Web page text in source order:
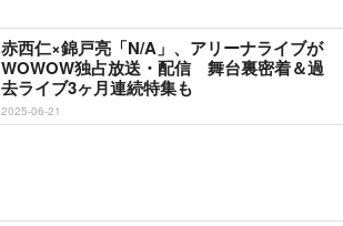
赤西仁×錦戸亮「N/A」、アリーナライブが
WOWOW独占放送・配信 舞台裏密着＆過
去ライブ3ヶ月連続特集も
2025-06-21